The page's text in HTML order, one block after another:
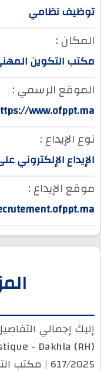
توظيف نظامي
المكان :
مكتب التكوين
الموقع الرسمي :
https://www.ofppt.ma
نوع الإيداع :
الإيداع الإلكتروني
موقع الإيداع :
إليك إجمالي
- Dakhla (RH
617/2025 | مكتب التكوين المهني وإنعاش الشغل.